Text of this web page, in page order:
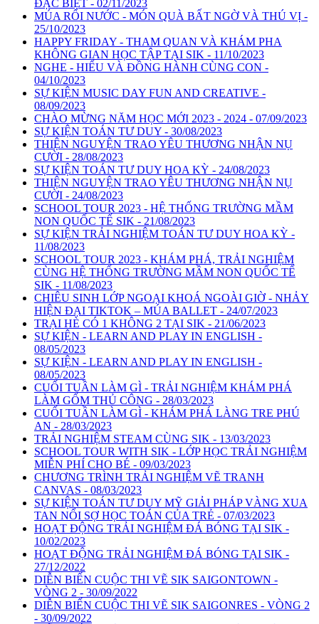
ĐẶC BIỆT - 02/11/2023
MÚA RỐI NƯỚC - MÓN QUÀ BẤT NGỜ VÀ THÚ VỊ -
25/10/2023
HAPPY FRIDAY - THAM QUAN VÀ KHÁM PHA
KHÔNG GIAN HỌC TẬP TẠI SIK - 11/10/2023
NGHE - HIỂU VÀ ĐỒNG HÀNH CÙNG CON -
04/10/2023
SỰ KIỆN MUSIC DAY FUN AND CREATIVE -
08/09/2023
CHÀO MỪNG NĂM HỌC MỚI 2023 - 2024 - 07/09/2023
SỰ KIỆN TOÁN TƯ DUY - 30/08/2023
THIỆN NGUYỆN TRAO YÊU THƯƠNG NHẬN NỤ
CƯỜI - 28/08/2023
SỰ KIỆN TOÁN TƯ DUY HOA KỲ - 24/08/2023
THIỆN NGUYỆN TRAO YÊU THƯƠNG NHẬN NỤ
CƯỜI - 24/08/2023
SCHOOL TOUR 2023 - HỆ THỐNG TRƯỜNG MẦM
NON QUỐC TẾ SIK - 21/08/2023
SỰ KIỆN TRẢI NGHIỆM TOÁN TƯ DUY HOA KỲ -
11/08/2023
SCHOOL TOUR 2023 - KHÁM PHÁ, TRẢI NGHIỆM
CÙNG HỆ THỐNG TRƯỜNG MẦM NON QUỐC TẾ
SIK - 11/08/2023
CHIÊU SINH LỚP NGOẠI KHOÁ NGOÀI GIỜ - NHẢY
HIỆN ĐẠI TIKTOK – MÚA BALLET - 24/07/2023
TRẠI HÈ CÓ 1 KHÔNG 2 TẠI SIK - 21/06/2023
SỰ KIỆN - LEARN AND PLAY IN ENGLISH -
08/05/2023
SỰ KIỆN - LEARN AND PLAY IN ENGLISH -
08/05/2023
CUỐI TUẦN LÀM GÌ - TRẢI NGHIỆM KHÁM PHÁ
LÀM GỐM THỦ CÔNG - 28/03/2023
CUỐI TUẦN LÀM GÌ - KHÁM PHÁ LÀNG TRE PHÚ
AN - 28/03/2023
TRẢI NGHIỆM STEAM CÙNG SIK - 13/03/2023
SCHOOL TOUR WITH SIK - LỚP HỌC TRẢI NGHIỆM
MIỄN PHÍ CHO BÉ - 09/03/2023
CHƯƠNG TRÌNH TRẢI NGHIỆM VẼ TRANH
CANVAS - 08/03/2023
SỰ KIỆN TOÁN TƯ DUY MỸ GIẢI PHÁP VÀNG XUA
TAN NỔI SỢ HỌC TOÁN CỦA TRẺ - 07/03/2023
HOẠT ĐỘNG TRẢI NGHIỆM ĐÁ BÓNG TẠI SIK -
10/02/2023
HOẠT ĐỘNG TRẢI NGHIỆM ĐÁ BÓNG TẠI SIK -
27/12/2022
DIỄN BIẾN CUỘC THI VẼ SIK SAIGONTOWN -
VÒNG 2 - 30/09/2022
DIỄN BIẾN CUỘC THI VẼ SIK SAIGONRES - VÒNG 2
- 30/09/2022